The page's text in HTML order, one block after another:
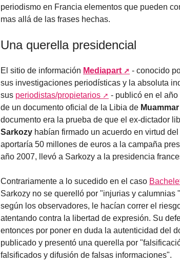
periodismo en Francia elementos que pueden
mas allá de las frases hechas.
Una querella presidencial
El sitio de información Mediapart
- conocido
sus investigaciones periodísticas y la absoluta
sus periodistas/propietarios
- publicó en el año
de un documento oficial de la Libia de
documento era la prueba de que el ex-dictador
Sarkozy habían firmado un acuerdo en virtud
aportaría 50 millones de euros a la campaña
año 2007, llevó a Sarkozy a la presidencia
Contrariamente a lo sucedido en el caso
Sarkozy no se querelló por "injurias y calumnias
según los observadores, le hacían correr el
atentando contra la libertad de expresión. Su
entonces por poner en duda la autenticidad del
publicado y presentó una querella por
falsificados y difusión de falsas informaciones".